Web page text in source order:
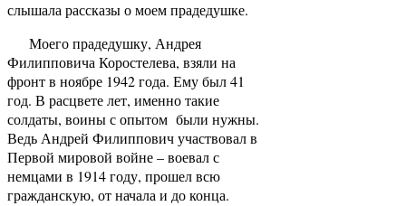
слышала рассказы о моем прадедушке.
Моего прадедушку, Андрея
Филипповича Коростелева, взяли на
фронт в ноябре 1942 года. Ему был 41
год. В расцвете лет, именно такие
солдаты, воины с опытом были нужны.
Ведь Андрей Филиппович участвовал в
Первой мировой войне – воевал с
немцами в 1914 году, прошел всю
гражданскую, от начала и до конца.